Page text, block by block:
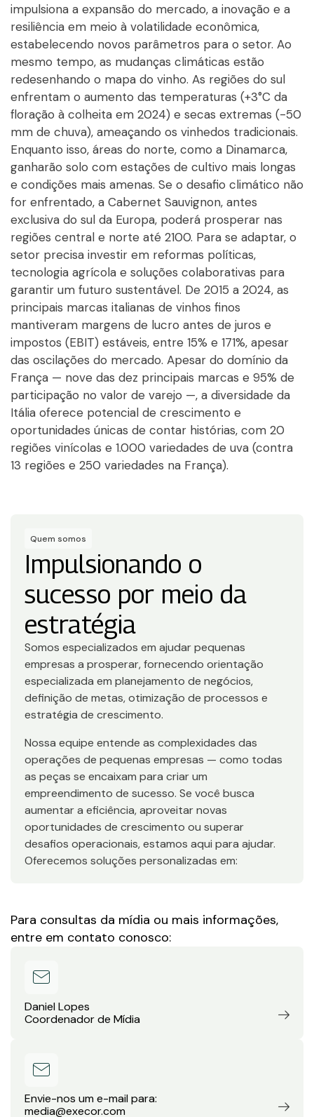
impulsiona a expansão do mercado, a inovação e a
resiliência em meio à volatilidade econômica,
estabelecendo novos parâmetros para o setor. Ao
mesmo tempo, as mudanças climáticas estão
redesenhando o mapa do vinho. As regiões do sul
enfrentam o aumento das temperaturas (+3°C da
floração à colheita em 2024) e secas extremas (-50
mm de chuva), ameaçando os vinhedos tradicionais.
Enquanto isso, áreas do norte, como a Dinamarca,
ganharão solo com estações de cultivo mais longas
e condições mais amenas. Se o desafio climático não
for enfrentado, a Cabernet Sauvignon, antes
exclusiva do sul da Europa, poderá prosperar nas
regiões central e norte até 2100. Para se adaptar, o
setor precisa investir em reformas políticas,
tecnologia agrícola e soluções colaborativas para
garantir um futuro sustentável. De 2015 a 2024, as
principais marcas italianas de vinhos finos
mantiveram margens de lucro antes de juros e
impostos (EBIT) estáveis, entre 15% e 171%, apesar
das oscilações do mercado. Apesar do domínio da
França — nove das dez principais marcas e 95% de
participação no valor de varejo —, a diversidade da
Itália oferece potencial de crescimento e
oportunidades únicas de contar histórias, com 20
regiões vinícolas e 1.000 variedades de uva (contra
13 regiões e 250 variedades na França).
Quem somos
Impulsionando o
sucesso por meio da
estratégia
Somos especializados em ajudar pequenas
empresas a prosperar, fornecendo orientação
especializada em planejamento de negócios,
definição de metas, otimização de processos e
estratégia de crescimento.
Nossa equipe entende as complexidades das
operações de pequenas empresas — como todas
as peças se encaixam para criar um
empreendimento de sucesso. Se você busca
aumentar a eficiência, aproveitar novas
oportunidades de crescimento ou superar
desafios operacionais, estamos aqui para ajudar.
Oferecemos soluções personalizadas em:
Para consultas da mídia ou mais informações,
entre em contato conosco:
Daniel Lopes
Coordenador de Mídia
Envie-nos um e-mail para:
media@execor.com